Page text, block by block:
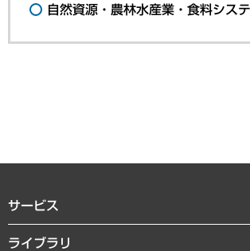
自然資源・農林水産業・食料シス
サービス
経営戦略
ライブラリ